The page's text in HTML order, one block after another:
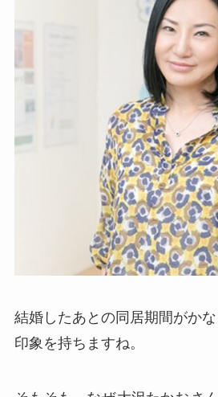
結婚したあとの同居期間がか
印象を持ちますね。